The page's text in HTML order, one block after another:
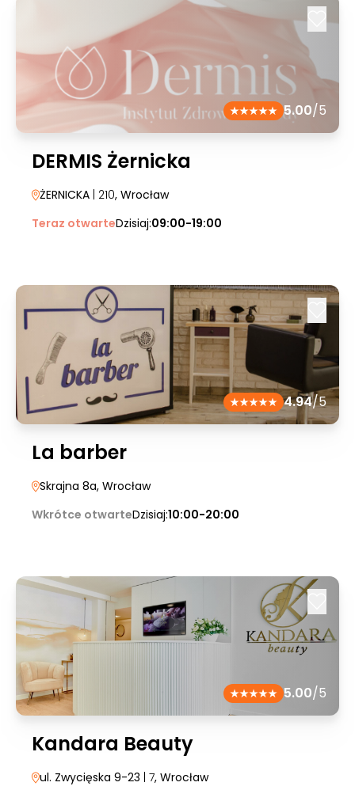
5.00/5
DERMIS Żernicka
ŻERNICKA | 210, Wrocław
Teraz otwarteDzisiaj:09:00-19:00
4.94/5
La barber
Skrajna 8a, Wrocław
Wkrótce otwarteDzisiaj:10:00-20:00
5.00/5
Kandara Beauty
ul. Zwycięska 9-23 | 7, Wrocław